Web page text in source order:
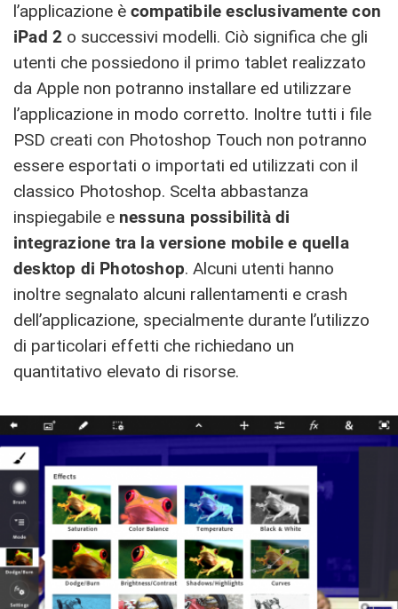
l’applicazione è compatibile esclusivamente con
iPad 2 o successivi modelli. Ciò significa che gli
utenti che possiedono il primo tablet realizzato
da Apple non potranno installare ed utilizzare
l’applicazione in modo corretto. Inoltre tutti i file
PSD creati con Photoshop Touch non potranno
essere esportati o importati ed utilizzati con il
classico Photoshop. Scelta abbastanza
inspiegabile e nessuna possibilità di
integrazione tra la versione mobile e quella
desktop di Photoshop. Alcuni utenti hanno
inoltre segnalato alcuni rallentamenti e crash
dell’applicazione, specialmente durante l’utilizzo
di particolari effetti che richiedano un
quantitativo elevato di risorse.